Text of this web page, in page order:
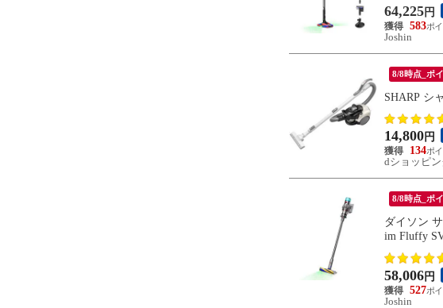
64,225 円
583
Joshin
8/8時点_ポ
SHARP シ
14,800 円
134
dショッピ
8/8時点_ポ
ダイソン
im Fluffy
58,006 円
527
Joshin